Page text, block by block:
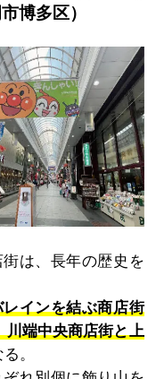
博多区）
は、長年の歴史を
インを結ぶ商店街
川端中央商店街と上
。